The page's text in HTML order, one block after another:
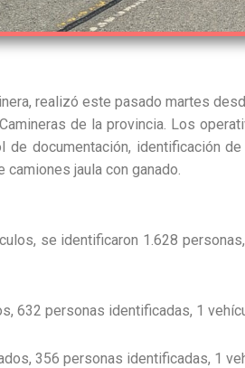
realizó este pasado martes
de la provincia. Los
documentación, identificación
jaula con ganado.
se identificaron 1.628
632 personas identificadas, 1
356 personas identificadas, 1